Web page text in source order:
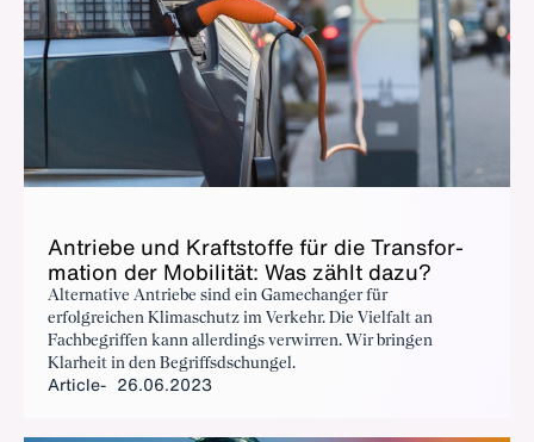
Antriebe und Kraft­stoffe für die Trans­for­
ma­tion der Mo­bil­ität: Was zählt dazu?
Alternative Antriebe sind ein Gamechanger für
erfolgreichen Klimaschutz im Verkehr. Die Vielfalt an
Fachbegriffen kann allerdings verwirren. Wir bringen
Klarheit in den Begriffsdschungel.
Article 26.06.2023